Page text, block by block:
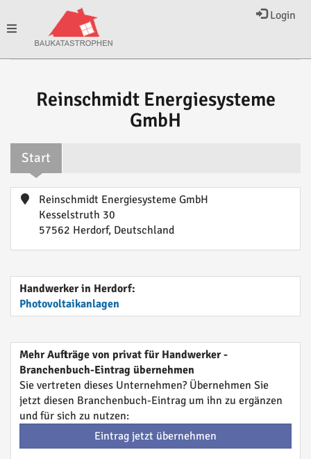
Login
Toggle
Reinschmidt Energiesysteme
GmbH
Start
Reinschmidt Energiesysteme GmbH
Kesselstruth 30
57562 Herdorf, Deutschland
Handwerker in Herdorf:
Photovoltaikanlagen
Mehr Aufträge von privat für Handwerker -
Branchenbuch-Eintrag übernehmen
Sie vertreten dieses Unternehmen? Übernehmen Sie
jetzt diesen Branchenbuch-Eintrag um ihn zu ergänzen
und für sich zu nutzen:
Eintrag jetzt übernehmen